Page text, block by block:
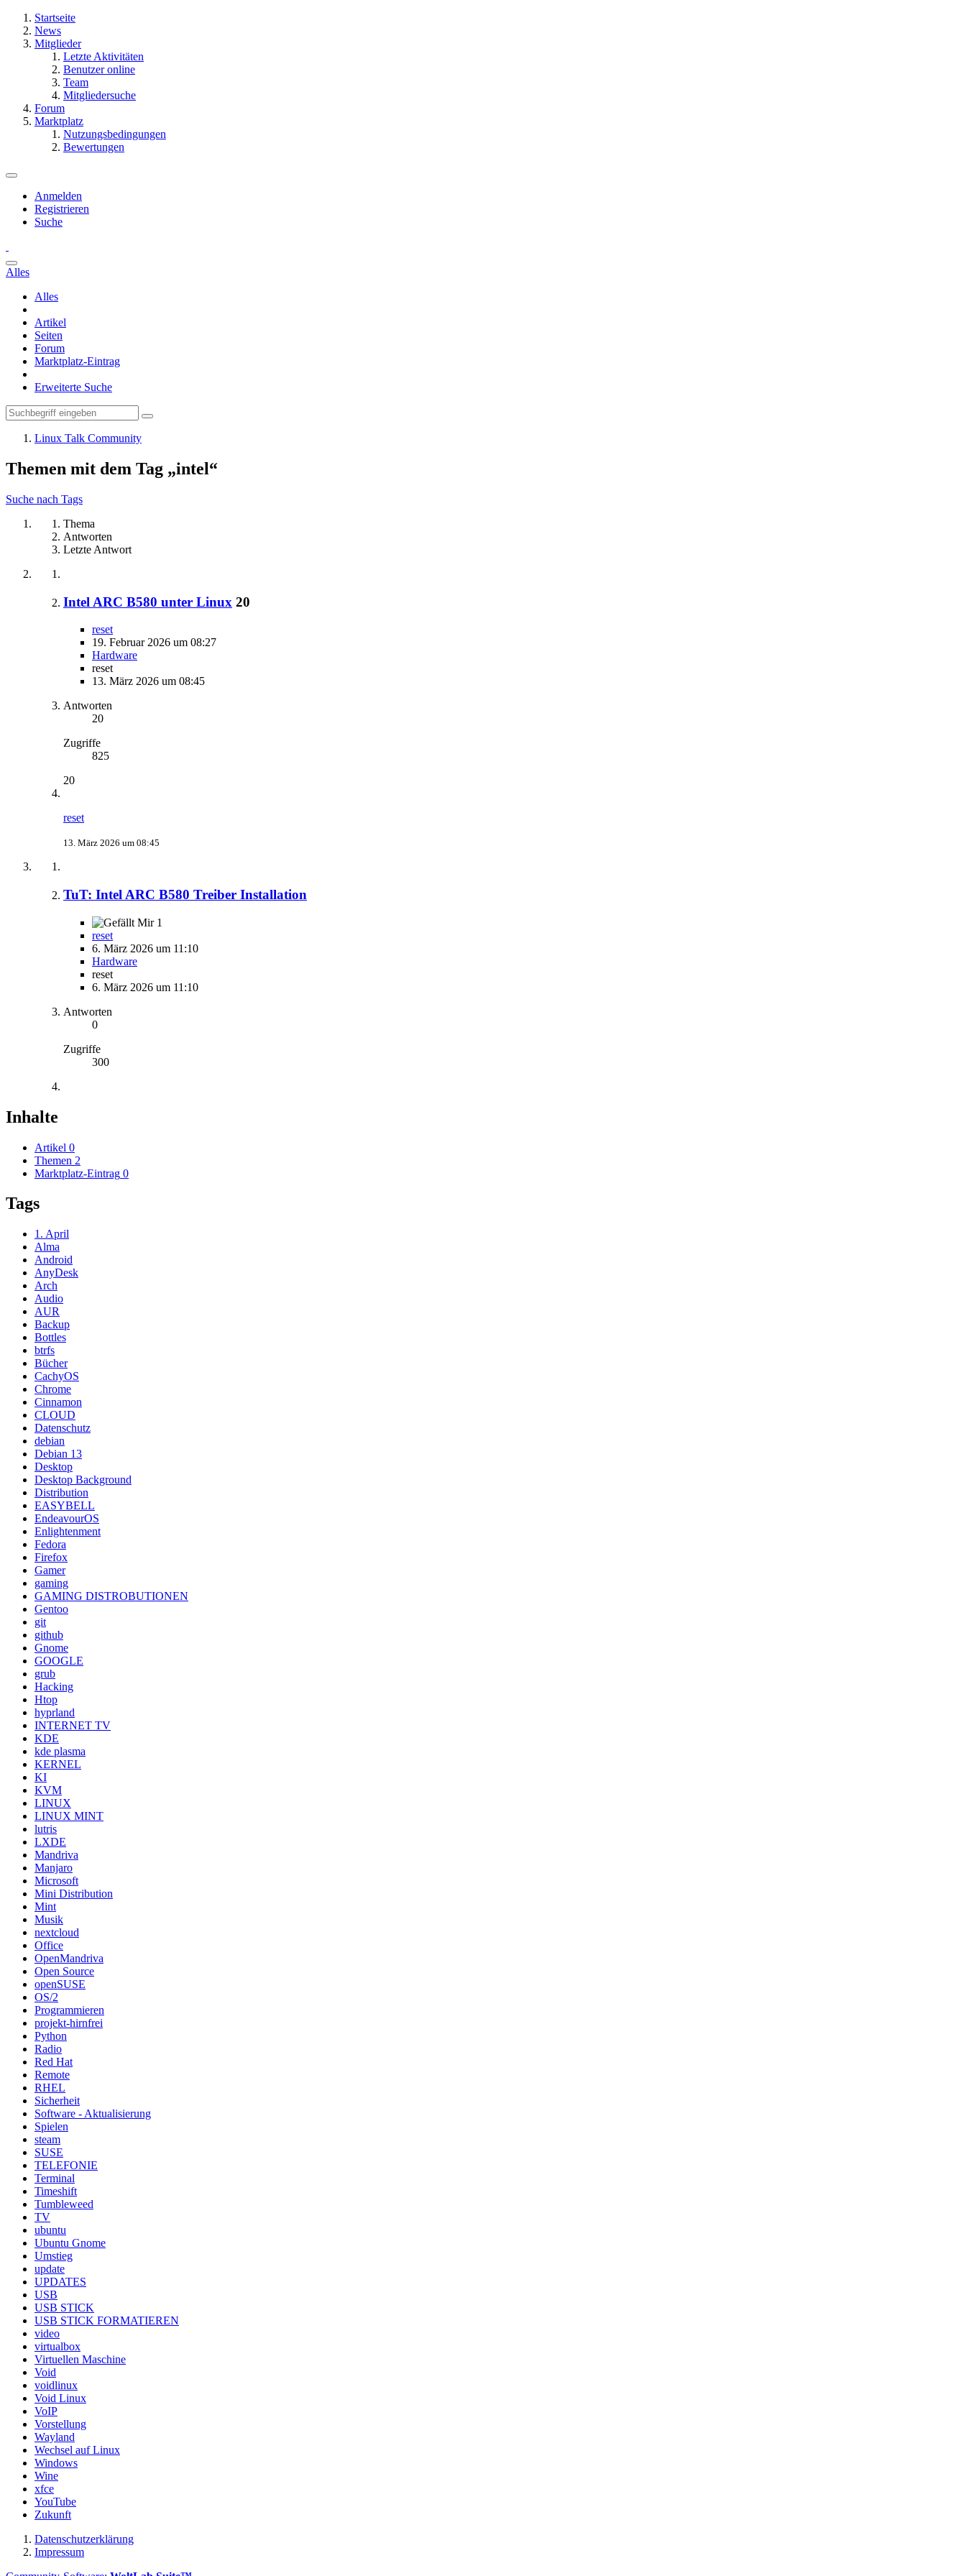
Startseite
News
Mitglieder
Letzte Aktivitäten
Benutzer online
Team
Mitgliedersuche
Forum
Marktplatz
Nutzungsbedingungen
Bewertungen
Anmelden
Registrieren
Suche
Alles
Alles
Artikel
Seiten
Forum
Marktplatz-Eintrag
Erweiterte Suche
Linux Talk Community
Themen mit dem Tag „intel“
Suche nach Tags
Thema
Antworten
Letzte Antwort
Intel ARC B580 unter Linux 20
reset
19. Februar 2026 um 08:27
Hardware
reset
13. März 2026 um 08:45
Antworten
20
Zugriffe
825
20
reset
13. März 2026 um 08:45
TuT: Intel ARC B580 Treiber Installation
1
reset
6. März 2026 um 11:10
Hardware
reset
6. März 2026 um 11:10
Antworten
0
Zugriffe
300
Inhalte
Artikel 0
Themen 2
Marktplatz-Eintrag 0
Tags
1. April
Alma
Android
AnyDesk
Arch
Audio
AUR
Backup
Bottles
btrfs
Bücher
CachyOS
Chrome
Cinnamon
CLOUD
Datenschutz
debian
Debian 13
Desktop
Desktop Background
Distribution
EASYBELL
EndeavourOS
Enlightenment
Fedora
Firefox
Gamer
gaming
GAMING DISTROBUTIONEN
Gentoo
git
github
Gnome
GOOGLE
grub
Hacking
Htop
hyprland
INTERNET TV
KDE
kde plasma
KERNEL
KI
KVM
LINUX
LINUX MINT
lutris
LXDE
Mandriva
Manjaro
Microsoft
Mini Distribution
Mint
Musik
nextcloud
Office
OpenMandriva
Open Source
openSUSE
OS/2
Programmieren
projekt-hirnfrei
Python
Radio
Red Hat
Remote
RHEL
Sicherheit
Software - Aktualisierung
Spielen
steam
SUSE
TELEFONIE
Terminal
Timeshift
Tumbleweed
TV
ubuntu
Ubuntu Gnome
Umstieg
update
UPDATES
USB
USB STICK
USB STICK FORMATIEREN
video
virtualbox
Virtuellen Maschine
Void
voidlinux
Void Linux
VoIP
Vorstellung
Wayland
Wechsel auf Linux
Windows
Wine
xfce
YouTube
Zukunft
Datenschutzerklärung
Impressum